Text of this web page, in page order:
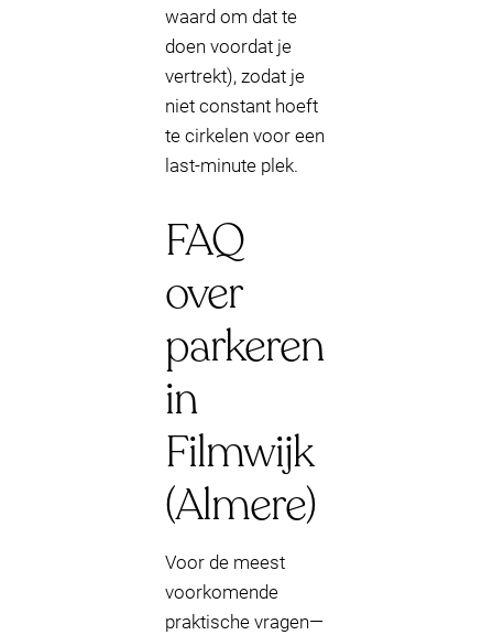
waard om dat te
doen voordat je
vertrekt), zodat je
niet constant hoeft
te cirkelen voor een
last-minute plek.
FAQ
over
parkeren
in
Filmwijk
(Almere)
Voor de meest
voorkomende
praktische vragen—